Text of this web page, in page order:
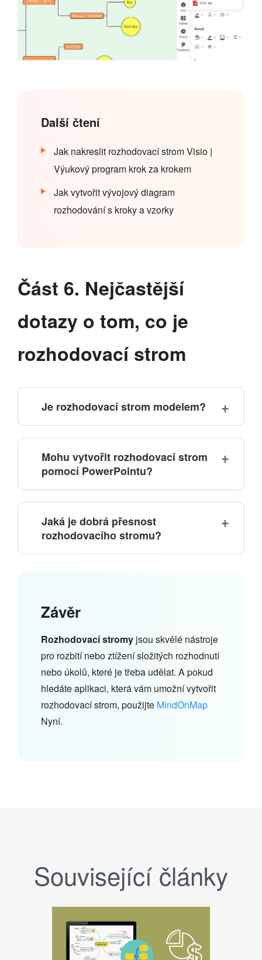
Další čtení
Jak nakreslit rozhodovací strom Visio |
Výukový program krok za krokem
Jak vytvořit vývojový diagram
rozhodování s kroky a vzorky
Část 6. Nejčastější
dotazy o tom, co je
rozhodovací strom
Je rozhodovací strom modelem?
Mohu vytvořit rozhodovací strom
pomocí PowerPointu?
Jaká je dobrá přesnost
rozhodovacího stromu?
Závěr
Rozhodovací stromy jsou skvělé nástroje
pro rozbití nebo ztížení složitých rozhodnutí
nebo úkolů, které je třeba udělat. A pokud
hledáte aplikaci, která vám umožní vytvořit
rozhodovací strom, použijte MindOnMap
Nyní.
Související články